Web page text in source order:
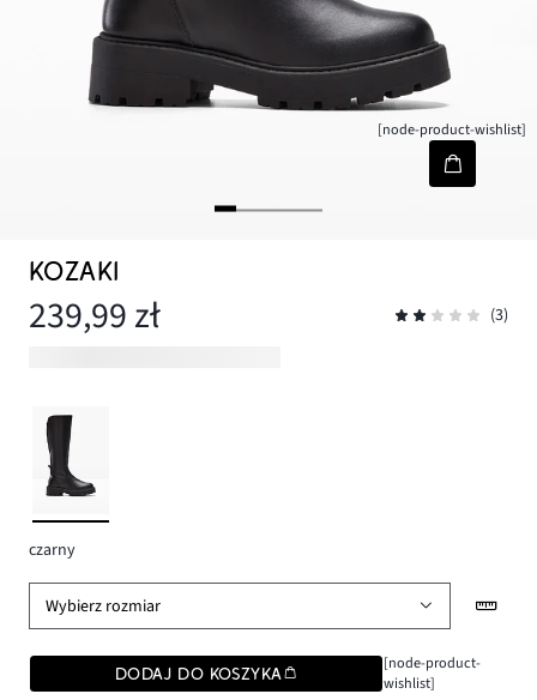
[node-product-wishlist]
KOZAKI
239,99 zł (3)
czarny
Wybierz rozmiar
DODAJ DO KOSZYKA
[node-product-
wishlist]